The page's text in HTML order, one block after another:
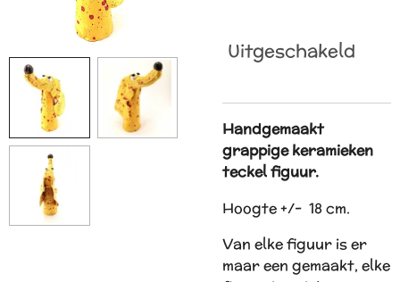
Uitgeschakeld
Handgemaakt
grappige keramieken
teckel figuur.
Hoogte +/- 18 cm.
Van elke figuur is er
maar een gemaakt, elke